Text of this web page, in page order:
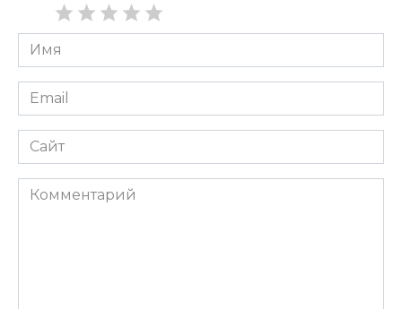
Имя
*
Email
*
Сайт
Комментарий